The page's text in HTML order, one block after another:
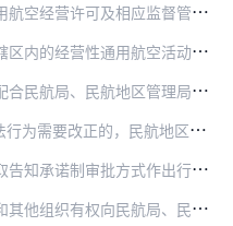
督检查制度，及时纠正通用航空经营许可和相应监督管理过程中的违法行为。
理，建立健全相应监督检查制度，依法查处违法开展的经营性通用航空活动。
的监督检查，如实、完整地提供有关情况和材料，不得隐瞒或者提供虚假信息。
民航地区管理局应当责令其改正或者限期改正。
空企业的承诺内容是否属实进行检查。发现通用航空企业实际情况与承诺内容不符的，应当撤销其通用航…
违法开展的经营性通用航空活动；民航局、民航地区管理局应当依法予以核实、处理。